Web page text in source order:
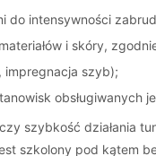
do intensywności
i skóry,
impregnacja szyb);
obsługiwanych
szybkość działania
szkolony pod kątem